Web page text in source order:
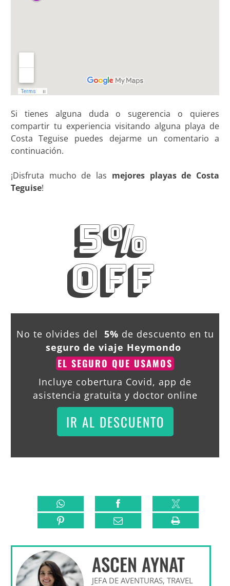
Si tienes alguna duda o sugerencia o quieres
compartir tu experiencia visitando alguna playa de
Costa Teguise puedes dejarme un comentario a
continuación.
¡Disfruta mucho de las mejores playas de Costa
Teguise!
5%
OFF
No te olvides del 5% de descuento en tu
seguro de viaje Heymondo
EL SEGURO QUE USAMOS
Incluye cobertura Covid, app de
asistencia gratuita y doctor online
IR AL DESCUENTO
ASCEN AYNAT
JEFA DE AVENTURAS, TRAVEL